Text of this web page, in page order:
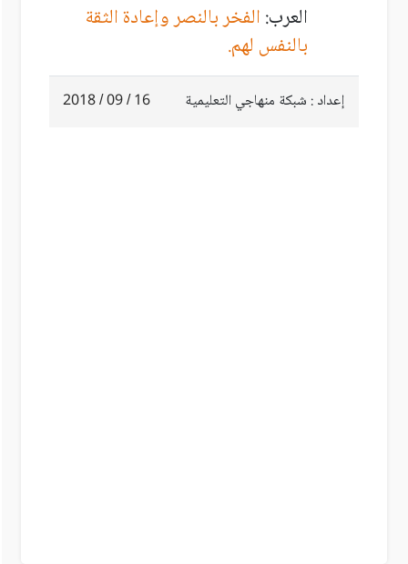
العرب:الفخر بالنصر وإعادة الثقة
بالنفس لهم.
إعداد : شبكة منهاجي التعليمية 16 / 09 / 2018